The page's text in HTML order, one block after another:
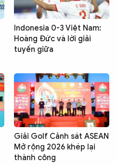
Indonesia 0-3 Việt Nam:
Hoàng Đức và lời giải
tuyến giữa
Giải Golf Cảnh sát ASEAN
Mở rộng 2026 khép lại
thành công